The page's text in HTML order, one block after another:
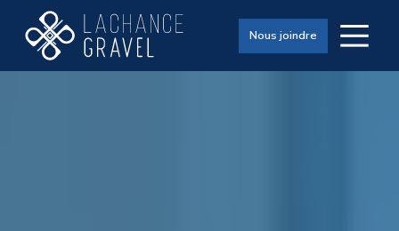
Nous joindre